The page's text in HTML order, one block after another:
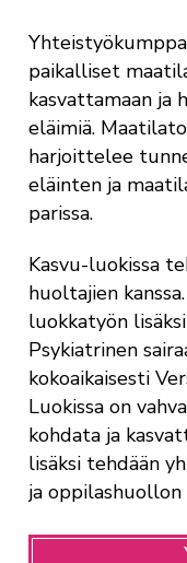
paikalliset
kasvattamaan ja
eläimiä.
harjoittelee
eläinten ja
parissa.
Kasvu-luokissa
huoltajien
luokkatyön
Psykiatrinen
kokoaikaisesti
Luokissa on
kohdata ja
lisäksi tehdään
ja oppilashuollon